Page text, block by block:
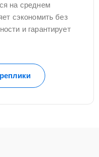
на среднем
сэкономить без
и гарантирует